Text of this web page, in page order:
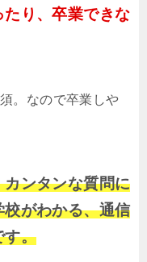
り、卒業できな
。なので卒業しや
ンタンな質問に
がわかる、通信
す。